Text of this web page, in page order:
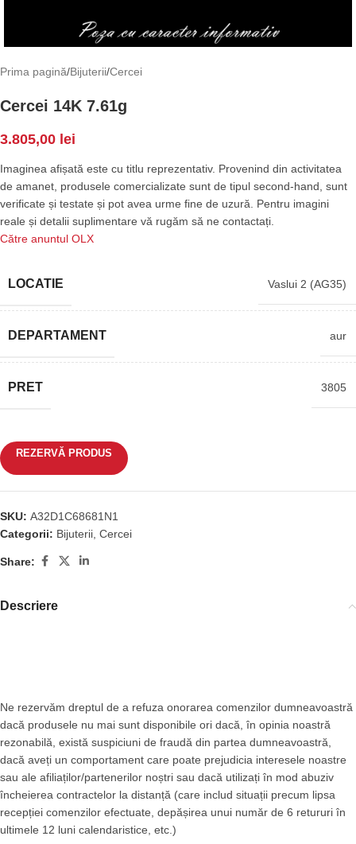
Prima pagină/Bijuterii/Cercei
Cercei 14K 7.61g
3.805,00 lei
Imaginea afișată este cu titlu reprezentativ. Provenind din activitatea
de amanet, produsele comercializate sunt de tipul second-hand, sunt
verificate și testate și pot avea urme fine de uzură. Pentru imagini
reale și detalii suplimentare vă rugăm să ne contactați.
Către anuntul OLX
LOCATIE Vaslui 2 (AG35)
DEPARTAMENT aur
PRET 3805
REZERVĂ PRODUS
SKU: A32D1C68681N1
Categorii: Bijuterii Cercei
Share:
Descriere
Ne rezervăm dreptul de a refuza onorarea comenzilor dumneavoastră
dacă produsele nu mai sunt disponibile ori dacă, în opinia noastră
rezonabilă, există suspiciuni de fraudă din partea dumneavoastră,
dacă aveți un comportament care poate prejudicia interesele noastre
sau ale afiliaților/partenerilor noștri sau dacă utilizați în mod abuziv
încheierea contractelor la distanță (care includ situații precum lipsa
recepției comenzilor efectuate, depășirea unui număr de 6 retururi în
ultimele 12 luni calendaristice, etc.)